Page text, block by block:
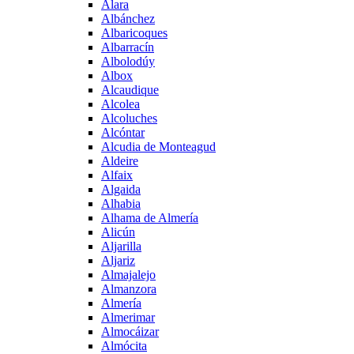
Alara
Albánchez
Albaricoques
Albarracín
Albolodúy
Albox
Alcaudique
Alcolea
Alcoluches
Alcóntar
Alcudia de Monteagud
Aldeire
Alfaix
Algaida
Alhabia
Alhama de Almería
Alicún
Aljarilla
Aljariz
Almajalejo
Almanzora
Almería
Almerimar
Almocáizar
Almócita